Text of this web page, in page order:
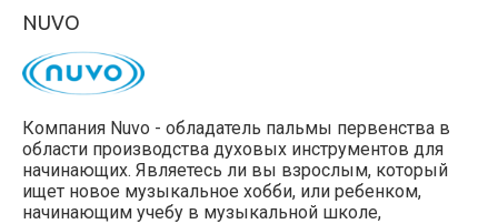
NUVO
Компания Nuvo - обладатель пальмы первенства в
области производства духовых инструментов для
начинающих. Являетесь ли вы взрослым, который
ищет новое музыкальное хобби, или ребенком,
начинающим учебу в музыкальной школе,